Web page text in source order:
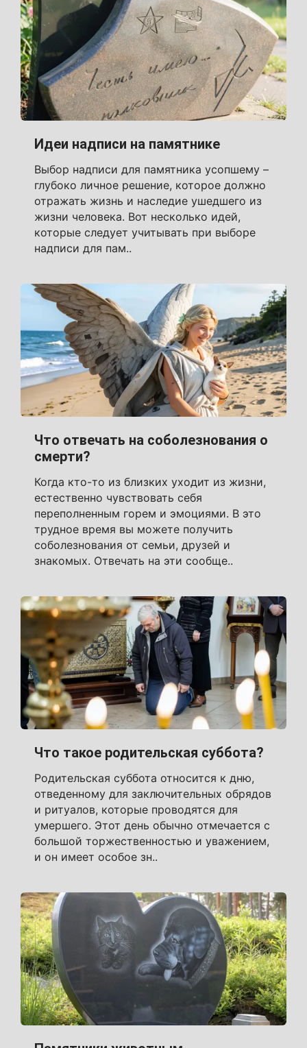
Идеи надписи на памятнике
Выбор надписи для памятника усопшему –
глубоко личное решение, которое должно
отражать жизнь и наследие ушедшего из
жизни человека. Вот несколько идей,
которые следует учитывать при выборе
надписи для пам..
Что отвечать на соболезнования о
смерти?
Когда кто-то из близких уходит из жизни,
естественно чувствовать себя
переполненным горем и эмоциями. В это
трудное время вы можете получить
соболезнования от семьи, друзей и
знакомых. Отвечать на эти сообще..
Что такое родительская суббота?
Родительская суббота относится к дню,
отведенному для заключительных обрядов
и ритуалов, которые проводятся для
умершего. Этот день обычно отмечается с
большой торжественностью и уважением,
и он имеет особое зн..